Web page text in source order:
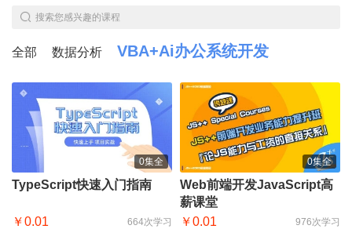
搜索您感兴趣的课程
全部 数据分析 VBA+Ai办公系统开发
0集全
TypeScript快速入门指南
￥0.01 664次学习
0集全
Web前端开发JavaScript高
薪课堂
￥0.01
976次学习